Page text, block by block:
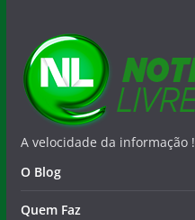
A velocidade da informação !
O Blog
Quem Faz